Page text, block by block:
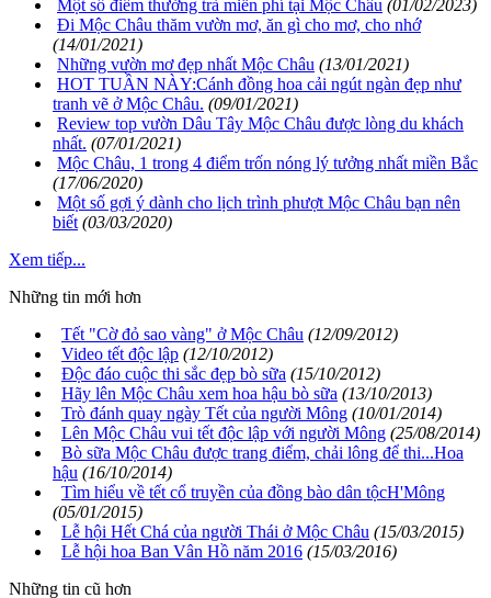
Một số điểm thưởng trà miễn phí tại Mộc Châu (01/02/2023)
Đi Mộc Châu thăm vườn mơ, ăn gì cho mơ, cho nhớ
(14/01/2021)
Những vườn mơ đẹp nhất Mộc Châu (13/01/2021)
HOT TUẦN NÀY:Cánh đồng hoa cải ngút ngàn đẹp như
tranh vẽ ở Mộc Châu. (09/01/2021)
Review top vườn Dâu Tây Mộc Châu được lòng du khách
nhất. (07/01/2021)
Mộc Châu, 1 trong 4 điểm trốn nóng lý tưởng nhất miền Bắc
(17/06/2020)
Một số gợi ý dành cho lịch trình phượt Mộc Châu bạn nên
biết (03/03/2020)
Xem tiếp...
Những tin mới hơn
Tết "Cờ đỏ sao vàng" ở Mộc Châu (12/09/2012)
Video tết độc lập (12/10/2012)
Độc đáo cuộc thi sắc đẹp bò sữa (15/10/2012)
Hãy lên Mộc Châu xem hoa hậu bò sữa (13/10/2013)
Trò đánh quay ngày Tết của người Mông (10/01/2014)
Lên Mộc Châu vui tết độc lập với người Mông (25/08/2014)
Bò sữa Mộc Châu được trang điểm, chải lông để thi...Hoa
hậu (16/10/2014)
Tìm hiểu về tết cổ truyền của đồng bào dân tộcH'Mông
(05/01/2015)
Lễ hội Hết Chá của người Thái ở Mộc Châu (15/03/2015)
Lễ hội hoa Ban Vân Hồ năm 2016 (15/03/2016)
Những tin cũ hơn